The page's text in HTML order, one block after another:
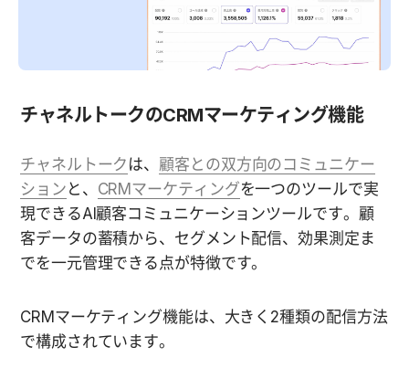
チャネルトークのCRMマーケティング機能
チャネルトーク は、 顧客との双方向のコミュニケー
ション と、 CRMマーケティングを一つのツールで実
現できるAI顧客コミュニケーションツールです。顧
客データの蓄積から、セグメント配信、効果測定ま
でを一元管理できる点が特徴です。
CRMマーケティング機能は、大きく2種類の配信方法
で構成されています。